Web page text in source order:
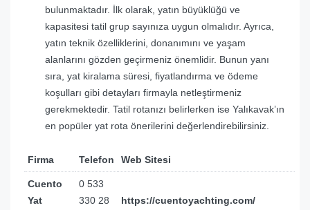
bulunmaktadır. İlk olarak, yatın büyüklüğü ve
kapasitesi tatil grup sayınıza uygun olmalıdır. Ayrıca,
yatın teknik özelliklerini, donanımını ve yaşam
alanlarını gözden geçirmeniz önemlidir. Bunun yanı
sıra, yat kiralama süresi, fiyatlandırma ve ödeme
koşulları gibi detayları firmayla netleştirmeniz
gerekmektedir. Tatil rotanızı belirlerken ise Yalıkavak’ın
en popüler yat rota önerilerini değerlendirebilirsiniz.
Firma Telefon Web Sitesi
Cuento
Yat
0 533
330 28
https://cuentoyachting.com/